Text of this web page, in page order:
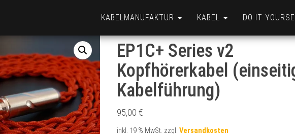
KABELMANUFAKTUR KABEL DO IT
EP1C+ Series v2
Kopfhörerkabel
Kabelführung)
95,00 €
inkl. 19 % MwSt. zzgl. Versandkosten